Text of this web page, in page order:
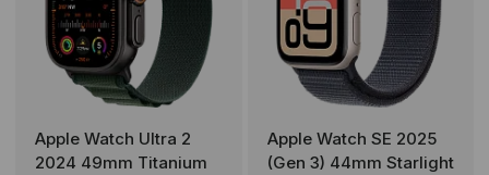
Apple Watch Ultra 2
2024 49mm Titanium
Apple Watch SE 2025
(Gen 3) 44mm Starlight